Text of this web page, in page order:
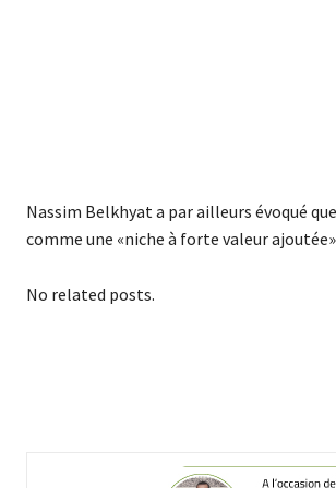
Nassim Belkhyat a par ailleurs évoqué
comme une «niche à forte valeur
No related posts.